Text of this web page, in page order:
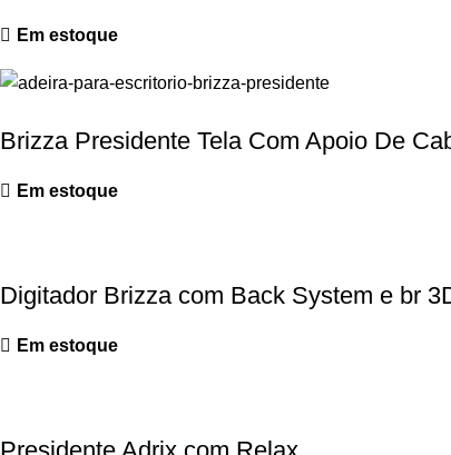
Em estoque
Brizza Presidente Tela Com Apoio De
Em estoque
Digitador Brizza com Back System e br
Em estoque